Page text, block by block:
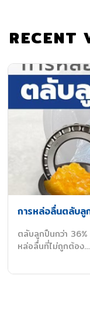
RECENT
การหล่อลื่นตลับลู
ตลับลูกปืนกว่า 36%
หล่อลื่นที่ไม่ถูกต้อง…